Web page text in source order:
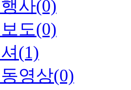
사(0)
도(0)
(1)
영상(0)